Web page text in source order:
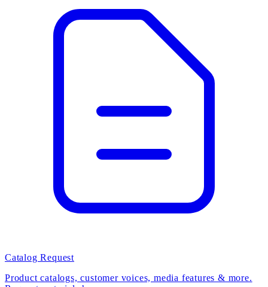
Catalog Request
Product catalogs, customer voices, media features & more.